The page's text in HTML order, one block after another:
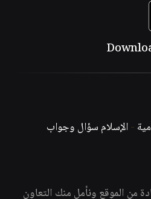
-الإسلام سؤال وجواب
من الموقع ونأمل منك التعاون